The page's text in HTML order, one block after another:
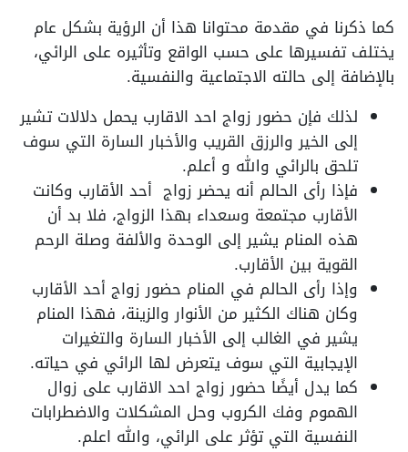
كما ذكرنا في مقدمة محتوانا هذا أن الرؤية بشكل عام
يختلف تفسيرها على حسب الواقع وتأثيره على الرائي،
بالإضافة إلى حالته الاجتماعية والنفسية.
لذلك فإن حضور زواج احد الاقارب يحمل دلالات تشير
إلى الخير والرزق القريب والأخبار السارة التي سوف
تلحق بالرائي والله و أعلم.
فإذا رأى الحالم أنه يحضر زواج أحد الأقارب وكانت
الأقارب مجتمعة وسعداء بهذا الزواج، فلا بد أن
هذه المنام يشير إلى الوحدة والألفة وصلة الرحم
القوية بين الأقارب.
وإذا رأى الحالم في المنام حضور زواج أحد الأقارب
وكان هناك الكثير من الأنوار والزينة، فهذا المنام
يشير في الغالب إلى الأخبار السارة والتغيرات
الإيجابية التي سوف يتعرض لها الرائي في حياته.
كما يدل أيضًا حضور زواج احد الاقارب على زوال
الهموم وفك الكروب وحل المشكلات والاضطرابات
النفسية التي تؤثر على الرائي، والله اعلم.